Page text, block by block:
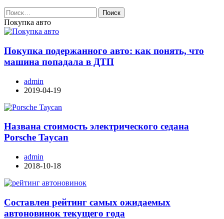
Найти:
Покупка авто
Покупка подержанного авто: как понять, что
машина попадала в ДТП
admin
2019-04-19
Названа стоимость электрического седана
Porsche Taycan
admin
2018-10-18
Составлен рейтинг самых ожидаемых
автоновинок текущего года